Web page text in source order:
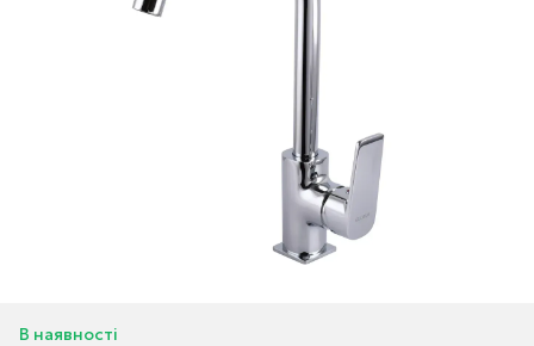
В наявності